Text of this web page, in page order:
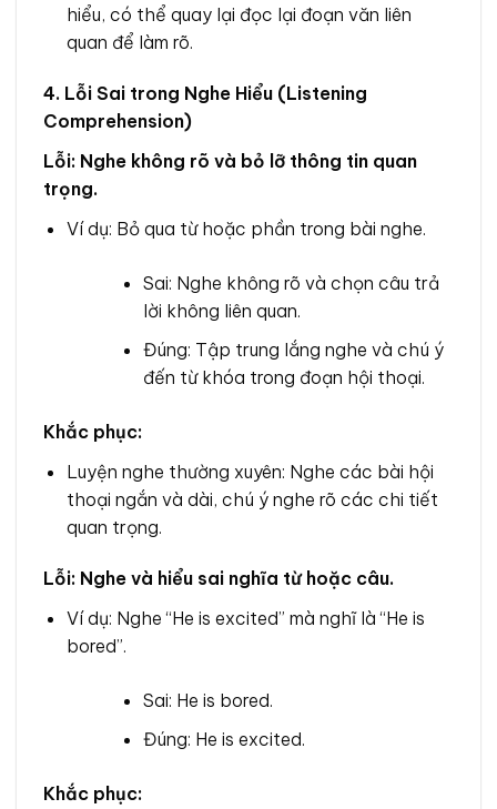
hiểu, có thể quay lại đọc lại đoạn văn liên
quan để làm rõ.
4. Lỗi Sai trong Nghe Hiểu (Listening
Comprehension)
Lỗi: Nghe không rõ và bỏ lỡ thông tin quan
trọng.
Ví dụ: Bỏ qua từ hoặc phần trong bài nghe.
Sai: Nghe không rõ và chọn câu trả
lời không liên quan.
Đúng: Tập trung lắng nghe và chú ý
đến từ khóa trong đoạn hội thoại.
Khắc phục:
Luyện nghe thường xuyên: Nghe các bài hội
thoại ngắn và dài, chú ý nghe rõ các chi tiết
quan trọng.
Lỗi: Nghe và hiểu sai nghĩa từ hoặc câu.
Ví dụ: Nghe “He is excited” mà nghĩ là “He is
bored”.
Sai: He is bored.
Đúng: He is excited.
Khắc phục: